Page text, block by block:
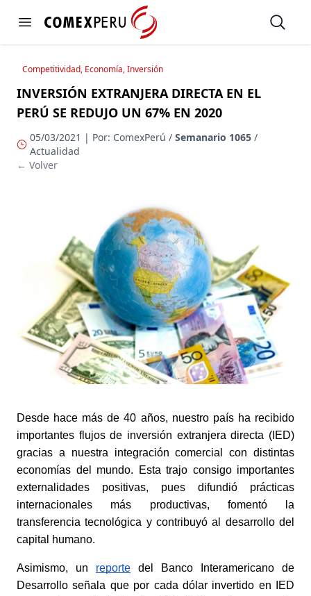
Open menu
https://www.comexperu.org.pe Open
Competitividad, Economía, Inversión
INVERSIÓN EXTRANJERA DIRECTA EN EL
PERÚ SE REDUJO UN 67% EN 2020
05/03/2021 | Por: ComexPerú /Semanario 1065 /
Actualidad
← Volver
Desde hace más de 40 años, nuestro país ha recibido
importantes flujos de inversión extranjera directa (IED)
gracias a nuestra integración comercial con distintas
economías del mundo. Esta trajo consigo importantes
externalidades positivas, pues difundió prácticas
internacionales más productivas, fomentó la
transferencia tecnológica y contribuyó al desarrollo del
capital humano.
Asimismo, un reporte del Banco Interamericano de
Desarrollo señala que por cada dólar invertido en IED